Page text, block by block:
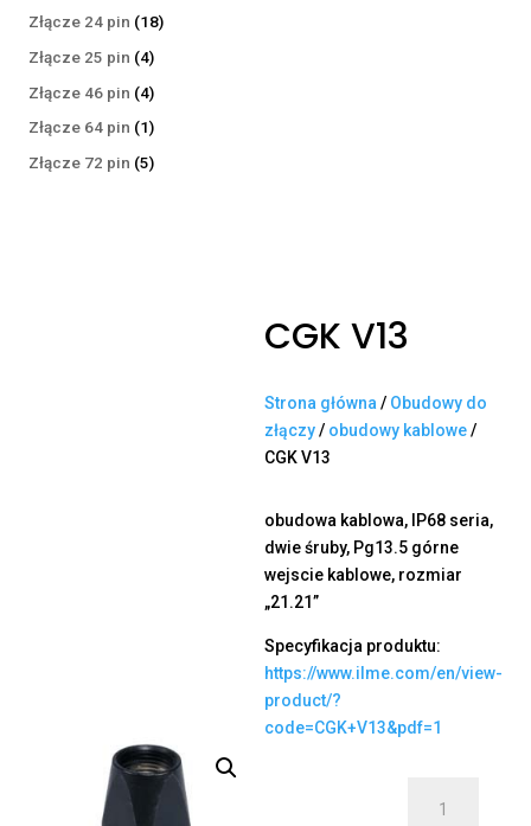
produkty
Złącze 24 pin 1818
Złącze 25 pin 44
produkty
Złącze 46 pin 44
produkty
Złącze 64 pin 11
produkt
Złącze 72 pin 55
CGK V13
Strona główna / Obudowy do
złączy/ obudowy kablowe/
CGK V13
obudowa kablowa, IP68 seria,
dwie śruby, Pg13.5 górne
wejscie kablowe, rozmiar
„21.21”
Specyfikacja produktu:
https://www.ilme.com/en/view-
product/?
code=CGK+V13&pdf=1